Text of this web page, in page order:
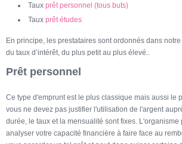
Taux prêt personnel (tous buts)
Taux prêt études
En principe, les prestataires sont ordonnés dans
du taux d’intérêt, du plus petit au plus élevé..
Prêt personnel
Ce type d'emprunt est le plus classique mais aussi le
vous ne devez pas justifier l'utilisation de l'argent
durée, le taux et la mensualité sont fixes. L'organisme
analyser votre capacité financière à faire face au